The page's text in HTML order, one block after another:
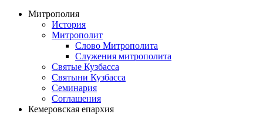
Митрополия
История
Митрополит
Слово Митрополита
Служения митрополита
Святые Кузбасса
Святыни Кузбасса
Семинария
Соглашения
Кемеровская епархия